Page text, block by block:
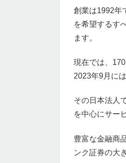
創業は1992年
を希望するす
ます。
現在では、
2023年9月に
その日本法人
を中心にサー
豊富な金融商
ンク証券の大